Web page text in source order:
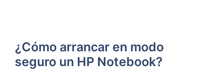
¿Cómo arrancar en modo
seguro un HP Notebook?